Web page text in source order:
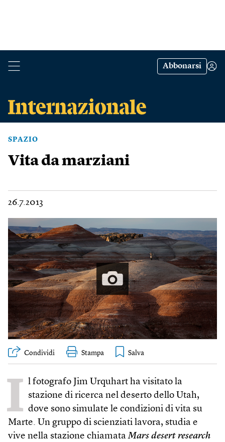
Abbonarsi
SPAZIO
Vita da marziani
26.7.2013
Condividi Stampa
I l fotografo Jim Urquhart ha visitato la
stazione di ricerca nel deserto dello Utah,
dove sono simulate le condizioni di vita su
Marte. Un gruppo di scienziati lavora, studia e
vive nella stazione chiamataMars desert research